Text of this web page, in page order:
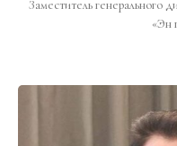
Заместитель генерального
«Эн